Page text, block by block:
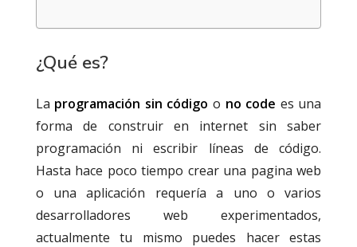
¿Qué es?
La programación sin código o no code es una
forma de construir en internet sin saber
programación ni escribir líneas de código.
Hasta hace poco tiempo crear una pagina web
o una aplicación requería a uno o varios
desarrolladores web experimentados,
actualmente tu mismo puedes hacer estas